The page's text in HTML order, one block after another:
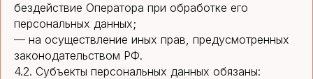
бездействие Оператора при обработке его
персональных данных;
— на осуществление иных прав, предусмотренных
законодательством РФ.
4.2. Субъекты персональных данных обязаны: